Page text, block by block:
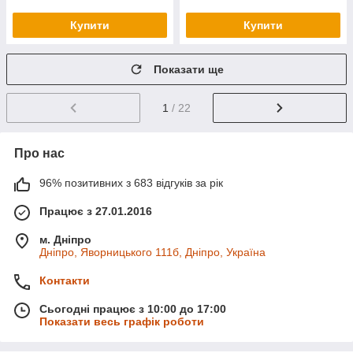
Купити Купити
Показати ще
1 / 22
Про нас
96% позитивних з 683 відгуків за рік
Працює з 27.01.2016
м. Дніпро
Дніпро, Яворницького 111б, Дніпро, Україна
Контакти
Сьогодні працює з 10:00 до 17:00
Показати весь графік роботи